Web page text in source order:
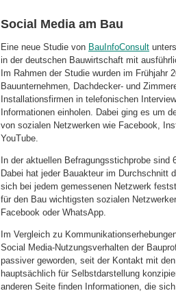
Social Media am Bau
Eine neue Studie von BauInfoConsult
in der deutschen Bauwirtschaft mit
Im Rahmen der Studie wurden im Frühjahr
Bauunternehmen, Dachdecker- und
Installationsfirmen in telefonischen
Informationen einholen. Dabei ging es um
von sozialen Netzwerken wie Facebook,
YouTube.
In der aktuellen Befragungsstichprobe
Dabei hat jeder Bauakteur im Durchschnitt
sich bei jedem gemessenen Netzwerk
für den Bau wichtigsten sozialen
Facebook oder WhatsApp.
Im Vergleich zu
Social Media-Nutzungsverhalten der
passiver geworden, seit der Kontakt mit
hauptsächlich für Selbstdarstellung
anderen Seite finden Informationen, die